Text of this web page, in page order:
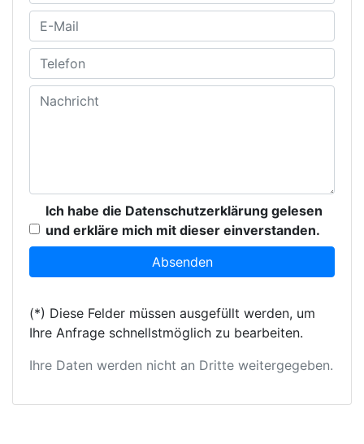
Ich habe die Datenschutzerklärung gelesen
und erkläre mich mit dieser einverstanden.
(*) Diese Felder müssen ausgefüllt werden, um
Ihre Anfrage schnellstmöglich zu bearbeiten.
Ihre Daten werden nicht an Dritte weitergegeben.